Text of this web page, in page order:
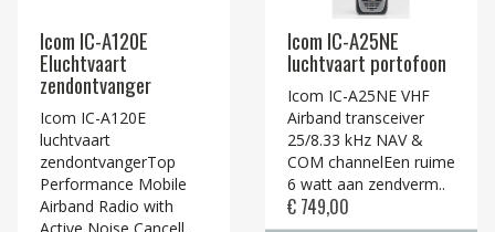
Icom IC-A120E
Eluchtvaart
zendontvanger
Icom IC-A120E
luchtvaart
zendontvangerTop
Performance Mobile
Airband Radio with
Icom IC-A25NE
luchtvaart portofoon
Icom IC-A25NE VHF
Airband transceiver
25/8.33 kHz NAV &
COM channelEen ruime
6 watt aan zendverm..
€ 749,00